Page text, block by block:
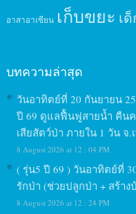
อาสาอาเซียน เก็บขยะ เ
บทความล่าสุด
วันอาทิตย์ที่ 20 กันยายน
ปี 69 ดูแลฟื้นฟูสายน้ำ คืน
เสียสัตว์ป่า ภายใน 1 วัน จ.
8 August 2026 at 12 : 04 PM
( รุ่น5 ปี 69 ) วันอาทิตย์ที่
รักป่า (ช่วยปลูกป่า + สร้า
8 August 2026 at 12 : 24 PM